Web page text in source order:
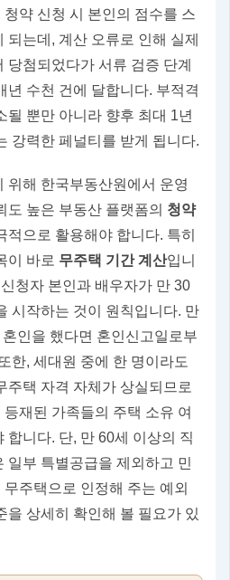
청약 신청 시 본인의 점수를 스
되는데, 계산 오류로 인해 실제
당첨되었다가 서류 검증 단계
년 수천 건에 달합니다. 부적격
될 뿐만 아니라 향후 최대 1년
강력한 페널티를 받게 됩니다.
위해 한국부동산원에서 운영
도 높은 부동산 플랫폼의 청약
적으로 활용해야 합니다. 특히
이 바로 무주택 기간 계산입니
청자 본인과 배우자가 만 30
시작하는 것이 원칙입니다. 만
인을 했다면 혼인신고일로부
한, 세대원 중에 한 명이라도
주택 자격 자체가 상실되므로
재된 가족들의 주택 소유 여
합니다. 단, 만 60세 이상의 직
일부 특별공급을 제외하고 민
주택으로 인정해 주는 예외
을 상세히 확인해 볼 필요가 있